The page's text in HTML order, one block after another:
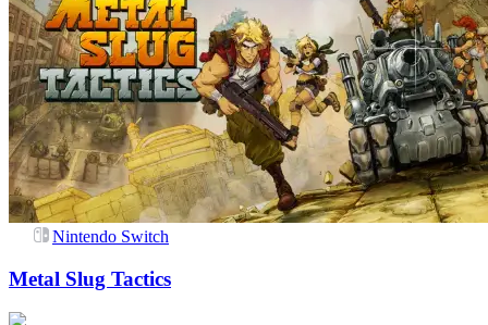
Nintendo Switch
Metal Slug Tactics